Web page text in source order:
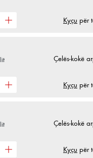
Kyçu për
Çelës-kokë
Kyçu për
Çelës-kokë
Kyçu për